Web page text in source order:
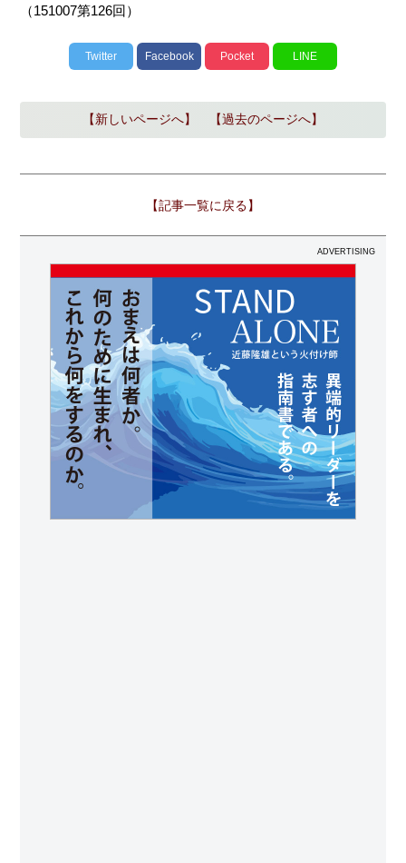
（151007第126回）
Twitter Facebook Pocket LINE
【新しいページへ】 【過去のページへ】
【記事一覧に戻る】
ADVERTISING